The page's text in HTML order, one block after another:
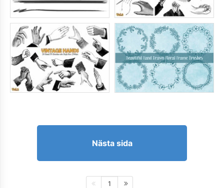
Nästa sida
1